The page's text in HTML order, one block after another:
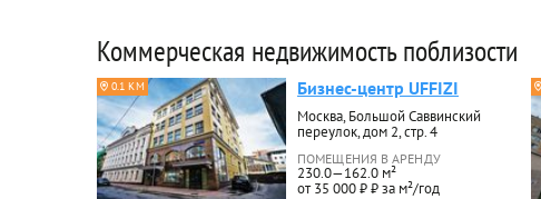
Коммерческая недвижимость поблизости
0.1 КМ Бизнес-центр UFFIZI
Москва, Большой Саввинский
переулок, дом 2, стр. 4
ПОМЕЩЕНИЯ В АРЕНДУ
230.0—162.0 м²
от 35 000 ₽ ₽ за м²/год